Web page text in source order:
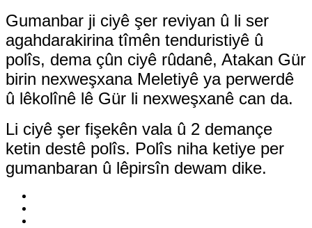
Gumanbar ji ciyê şer reviyan û li ser
agahdarakirina tîmên tenduristiyê û
polîs, dema çûn ciyê rûdanê, Atakan Gür
birin nexweşxana Meletiyê ya perwerdê
û lêkolînê lê Gür li nexweşxanê can da.
Li ciyê şer fişekên vala û 2 demançe
ketin destê polîs. Polîs niha ketiye per
gumanbaran û lêpirsîn dewam dike.